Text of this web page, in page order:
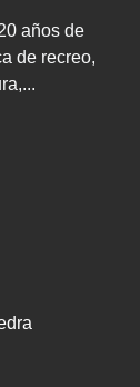
años de
de recreo,